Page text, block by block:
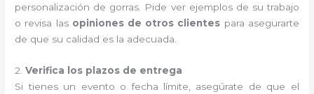
personalización de gorras. Pide ver ejemplos de su trabajo
o revisa las opiniones de otros clientes para asegurarte
de que su calidad es la adecuada.
2.Verifica los plazos de entrega
Si tienes un evento o fecha límite, asegúrate de que el